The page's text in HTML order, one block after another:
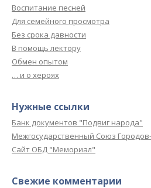
Воспитание песней
Для семейного просмотра
Без срока давности
В помощь лектору
Обмен опытом
… и о хероях
Нужные ссылки
Банк документов "Подвиг народа"
Межгосударственный Союз
Сайт ОБД "Мемориал"
Свежие комментарии